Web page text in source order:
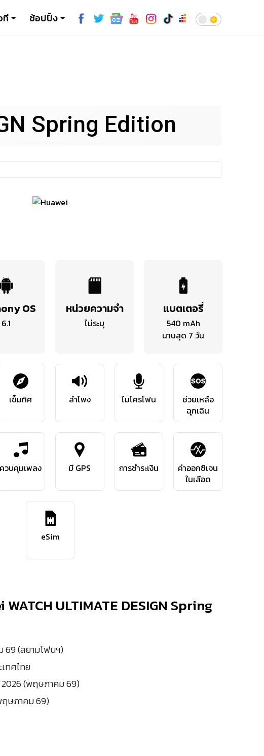
ที ช้อปปิ้ง
Spring Edition
OS
6.1
หน่วยความจำ
ไม่ระบุ
แบตเตอรี่
540 mAh
นานสุด 7 วัน
เข็มทิศ ลำโพง ไมโครโฟน
ช่วยเหลือ
ฉุกเฉิน
ควบคุมเพลง มี GPS การชำระเงิน
ค่าออกซิเจน
ในเลือด
eSim
WATCH ULTIMATE DESIGN Spring
69 (สยามโฟนฯ)
ทศไทย
2026 (พฤษภาคม 69)
ฤษภาคม 69)